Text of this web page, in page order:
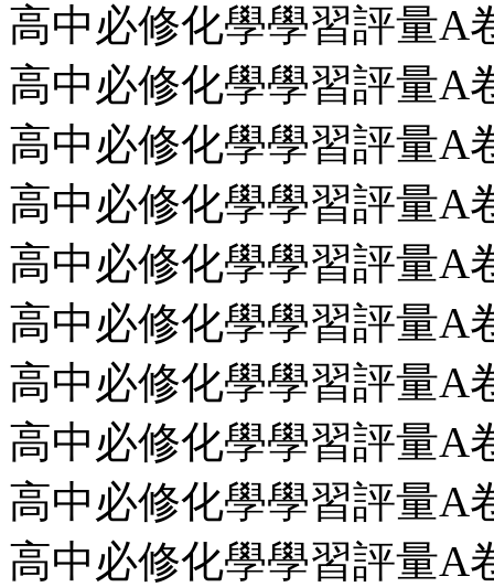
高中必修化學學習評量A
高中必修化學學習評量A
高中必修化學學習評量A
高中必修化學學習評量A
高中必修化學學習評量A
高中必修化學學習評量A
高中必修化學學習評量A
高中必修化學學習評量A
高中必修化學學習評量A
高中必修化學學習評量A